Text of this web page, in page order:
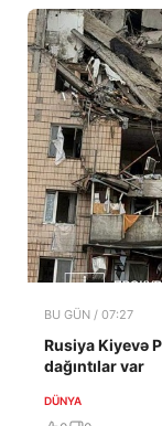
BU GÜN / 07:27
Rusiya Kiyevə
dağıntılar var
DÜNYA